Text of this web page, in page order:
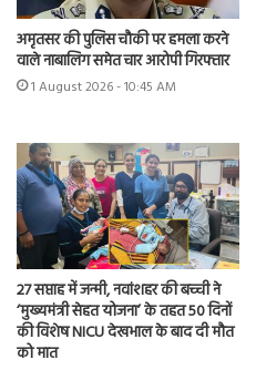
अमृतसर की पुलिस चौकी पर हमला करने
वाले नाबालिग समेत चार आरोपी गिरफ्तार
1 August 2026 - 10:45 AM
27 सप्ताह में जन्मी, नवांशहर की बच्ची ने
‘मुख्यमंत्री सेहत योजना’ के तहत 50 दिनों
की विशेष NICU देखभाल के बाद दी मौत
को मात